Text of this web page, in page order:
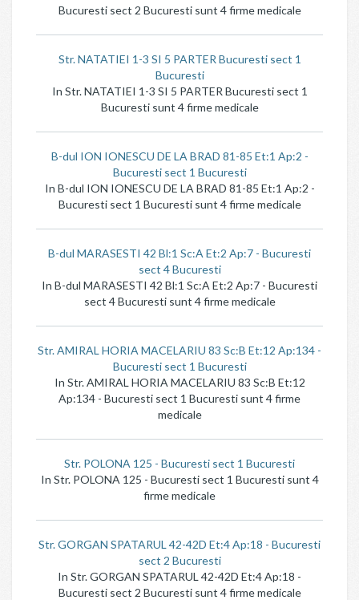
Bucuresti sect 2 Bucuresti sunt 4 firme medicale
Str. NATATIEI 1-3 SI 5 PARTER Bucuresti sect 1
Bucuresti
In Str. NATATIEI 1-3 SI 5 PARTER Bucuresti sect 1
Bucuresti sunt 4 firme medicale
B-dul ION IONESCU DE LA BRAD 81-85 Et:1 Ap:2 -
Bucuresti sect 1 Bucuresti
In B-dul ION IONESCU DE LA BRAD 81-85 Et:1 Ap:2 -
Bucuresti sect 1 Bucuresti sunt 4 firme medicale
B-dul MARASESTI 42 Bl:1 Sc:A Et:2 Ap:7 - Bucuresti
sect 4 Bucuresti
In B-dul MARASESTI 42 Bl:1 Sc:A Et:2 Ap:7 - Bucuresti
sect 4 Bucuresti sunt 4 firme medicale
Str. AMIRAL HORIA MACELARIU 83 Sc:B Et:12 Ap:134 -
Bucuresti sect 1 Bucuresti
In Str. AMIRAL HORIA MACELARIU 83 Sc:B Et:12
Ap:134 - Bucuresti sect 1 Bucuresti sunt 4 firme
medicale
Str. POLONA 125 - Bucuresti sect 1 Bucuresti
In Str. POLONA 125 - Bucuresti sect 1 Bucuresti sunt 4
firme medicale
Str. GORGAN SPATARUL 42-42D Et:4 Ap:18 - Bucuresti
sect 2 Bucuresti
In Str. GORGAN SPATARUL 42-42D Et:4 Ap:18 -
Bucuresti sect 2 Bucuresti sunt 4 firme medicale